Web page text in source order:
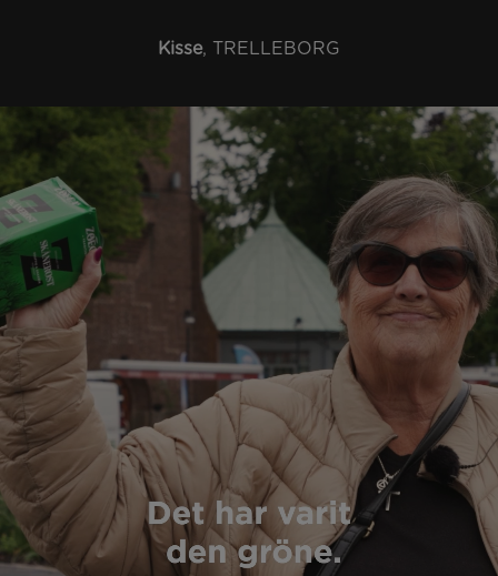
Kisse, TRELLEBORG